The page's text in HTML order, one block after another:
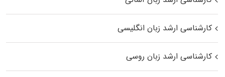
کارشناسی ارشد زبان انگلیسی
کارشناسی ارشد زبان روسی